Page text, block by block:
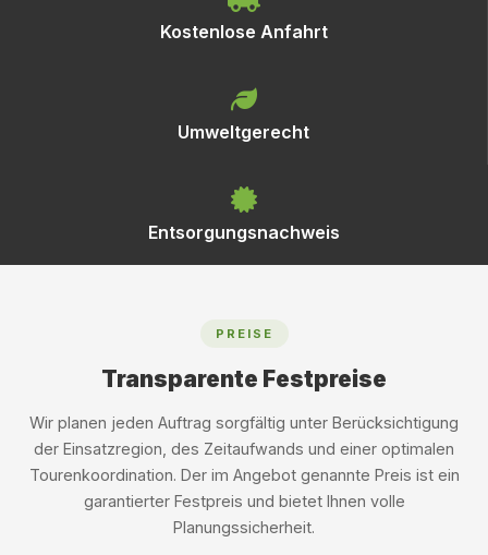
Kostenlose Anfahrt
Umweltgerecht
Entsorgungsnachweis
PREISE
Transparente Festpreise
Wir planen jeden Auftrag sorgfältig unter Berücksichtigung
der Einsatzregion, des Zeitaufwands und einer optimalen
Tourenkoordination. Der im Angebot genannte Preis ist ein
garantierter Festpreis und bietet Ihnen volle
Planungssicherheit.